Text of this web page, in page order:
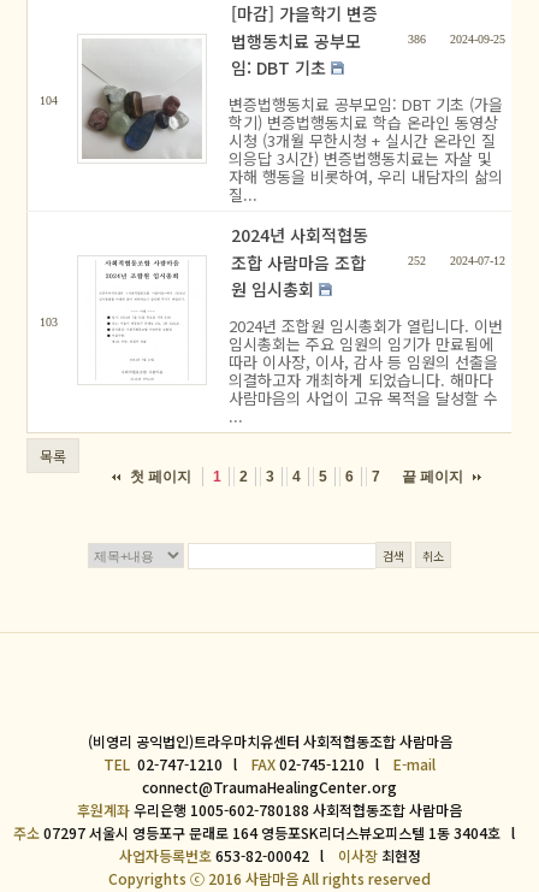
104
[마감] 가을학기 변증
법행동치료 공부모
임: DBT 기초
386 2024-09-25
변증법행동치료 공부모임: DBT 기초 (가을
학기) 변증법행동치료 학습 온라인 동영상
시청 (3개월 무한시청 + 실시간 온라인 질
의응답 3시간) 변증법행동치료는 자살 및
자해 행동을 비롯하여, 우리 내담자의 삶의
질...
103
2024년 사회적협동
조합 사람마음 조합
원 임시총회
252 2024-07-12
2024년 조합원 임시총회가 열립니다. 이번
임시총회는 주요 임원의 임기가 만료됨에
따라 이사장, 이사, 감사 등 임원의 선출을
의결하고자 개최하게 되었습니다. 해마다
사람마음의 사업이 고유 목적을 달성할 수
...
목록
첫 페이지 1 2 3 4 5 6 7 끝 페이지
검색 취소
(비영리 공익법인)트라우마치유센터 사회적협동조합 사람마음
TEL 02-747-1210 l FAX02-745-1210 l E-mail
connect@TraumaHealingCenter.org
후원계좌우리은행 1005-602-780188 사회적협동조합 사람마음
주소07297 서울시 영등포구 문래로 164 영등포SK리더스뷰오피스텔 1동 3404호 l
사업자등록번호653-82-00042 l 이사장최현정
Copyrights ⓒ 2016 사람마음 All rights reserved